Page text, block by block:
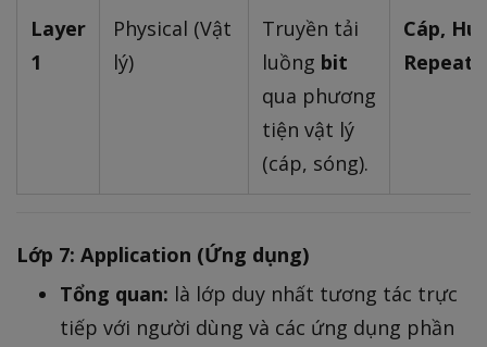
Layer
1
Physical (Vật
lý)
Truyền tải
luồng bit
qua phương
tiện vật lý
(cáp, sóng).
Cáp,
Lớp 7: Application (Ứng dụng)
Tổng quan: là lớp duy nhất tương tác trực
tiếp với người dùng và các ứng dụng phần